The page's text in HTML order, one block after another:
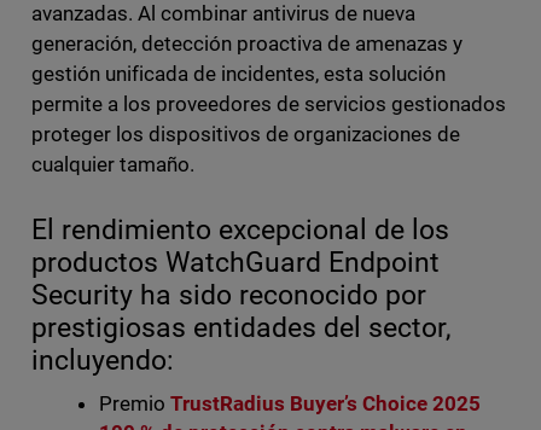
avanzadas. Al combinar antivirus de nueva
generación, detección proactiva de amenazas y
gestión unificada de incidentes, esta solución
permite a los proveedores de servicios gestionados
proteger los dispositivos de organizaciones de
cualquier tamaño.
El rendimiento excepcional de los
productos WatchGuard Endpoint
Security ha sido reconocido por
prestigiosas entidades del sector,
incluyendo:
Premio TrustRadius Buyer’s Choice 2025